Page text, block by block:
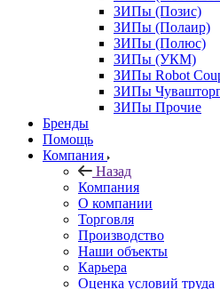
ЗИПы (Позис)
ЗИПы (Полаир)
ЗИПы (Полюс)
ЗИПы (УКМ)
ЗИПы Robot
ЗИПы
ЗИПы Прочие
Бренды
Помощь
Компания
Назад
Компания
О компании
Торговля
Производство
Наши объекты
Карьера
Оценка условий труда